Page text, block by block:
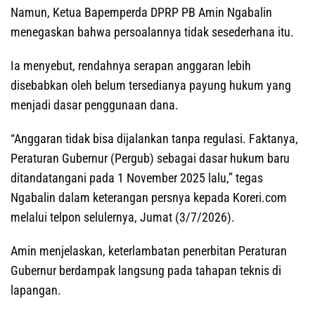
Namun, Ketua Bapemperda DPRP PB Amin Ngabalin
menegaskan bahwa persoalannya tidak sesederhana itu.
Ia menyebut, rendahnya serapan anggaran lebih
disebabkan oleh belum tersedianya payung hukum yang
menjadi dasar penggunaan dana.
“Anggaran tidak bisa dijalankan tanpa regulasi. Faktanya,
Peraturan Gubernur (Pergub) sebagai dasar hukum baru
ditandatangani pada 1 November 2025 lalu,” tegas
Ngabalin dalam keterangan persnya kepada Koreri.com
melalui telpon selulernya, Jumat (3/7/2026).
Amin menjelaskan, keterlambatan penerbitan Peraturan
Gubernur berdampak langsung pada tahapan teknis di
lapangan.